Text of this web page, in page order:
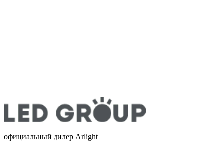
официальный дилер Arlight